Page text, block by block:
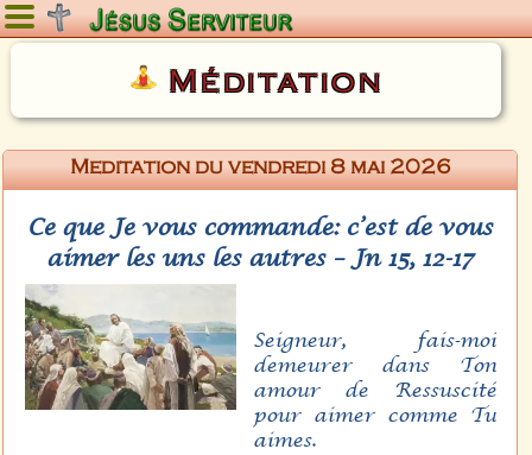
Lundi 10 août 2026
Méditation
Meditation du vendredi 8 mai 2026
Ce que Je vous commande: c’est de vous
aimer les uns les autres – Jn 15, 12-17
Seigneur, fais-moi
demeurer dans Ton
amour de Ressuscité
pour aimer comme Tu
aimes.